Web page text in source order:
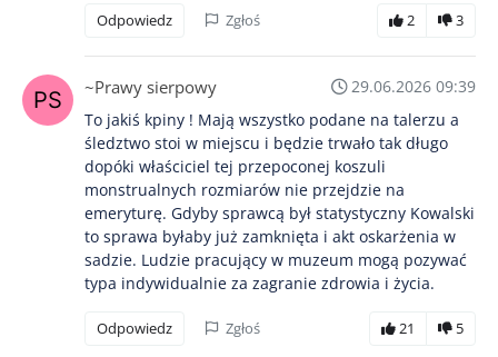
Odpowiedz Zgłoś 2 3
~Prawy sierpowy
29.06.2026 09:39
To jakiś kpiny ! Mają wszystko podane na talerzu a
śledztwo stoi w miejscu i będzie trwało tak długo
dopóki właściciel tej przepoconej koszuli
monstrualnych rozmiarów nie przejdzie na
emeryturę. Gdyby sprawcą był statystyczny Kowalski
to sprawa byłaby już zamknięta i akt oskarżenia w
sadzie. Ludzie pracujący w muzeum mogą pozywać
typa indywidualnie za zagranie zdrowia i życia.
Odpowiedz Zgłoś 21 5